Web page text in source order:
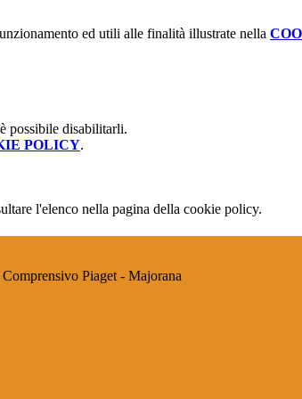
ed utili alle finalità illustrate nella
possibile disabilitarli.
POLICY.
l'elenco nella pagina della cookie policy.
Piaget - Majorana